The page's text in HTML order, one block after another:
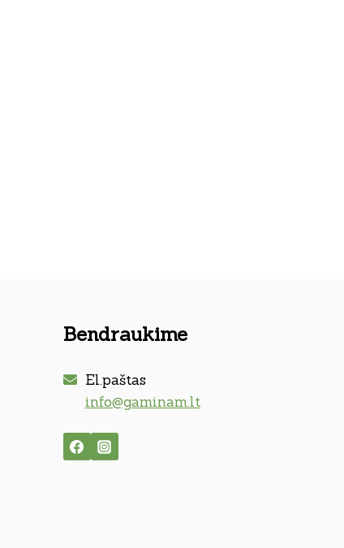
Bendraukime
El.paštas
info@gaminam.lt